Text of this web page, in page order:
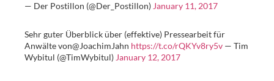
— Der Postillon (@Der_Postillon) January 11, 2017
Sehr guter Überblick über (effektive) Pressearbeit für
Anwälte von@JoachimJahn https://t.co/rQKYv8ry5v — Tim
Wybitul (@TimWybitul) January 12, 2017